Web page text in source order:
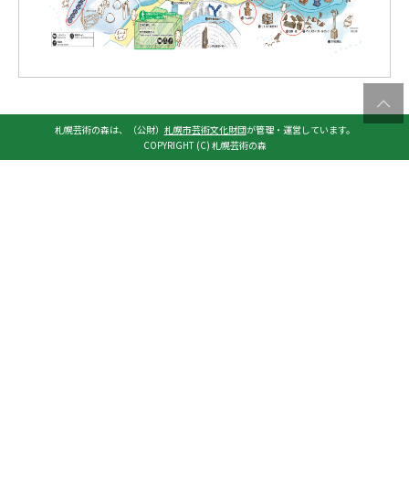
札幌芸術の森は、（公財） 札幌市芸術文化財団が管理・運営しています。
COPYRIGHT (C) 札幌芸術の森